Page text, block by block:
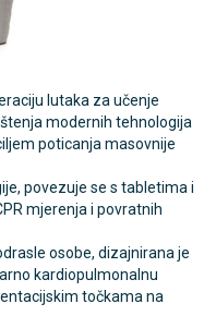
lutaka za učenje
modernih tehnologija
poticanja masovnije
povezuje se s tabletima i
mjerenja i povratnih
osobe, dizajnirana je
kardiopulmonalnu
točkama na